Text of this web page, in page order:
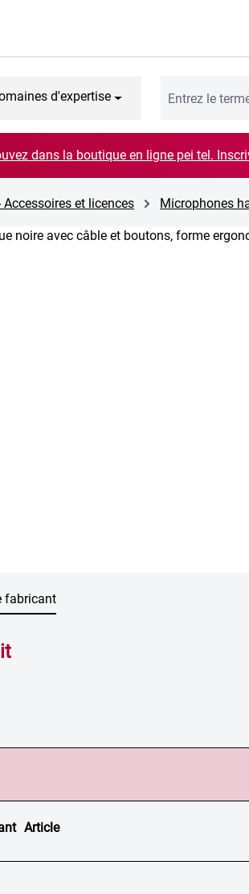
d'expertise
dans la boutique en ligne pei tel.
et licences Microphones
fabricant
Article